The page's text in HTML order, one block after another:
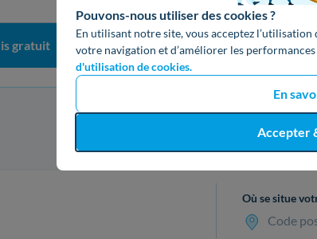
Pouvons-nous utiliser des cookies ?
En utilisant notre site, vous acceptez
votre navigation et d’améliorer les
d'utilisation de cookies.
En
Accepter
gratuit
Recevez votre
Où se situe
Code